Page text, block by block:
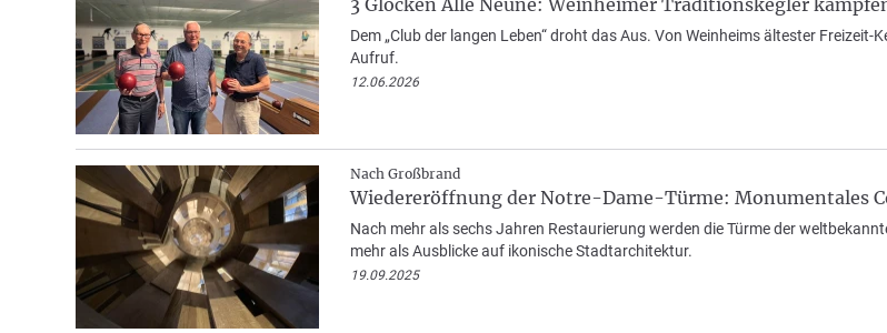
3 Glocken Alle Neune: Weinheimer Traditionskegler
Dem „Club der langen Leben“ droht das Aus. Von Weinheims ältester
Aufruf.
12.06.2026
Nach Großbrand
Wiedereröffnung der Notre-Dame-Türme: Monumentales
Nach mehr als sechs Jahren Restaurierung werden die Türme der
mehr als Ausblicke auf ikonische Stadtarchitektur.
19.09.2025